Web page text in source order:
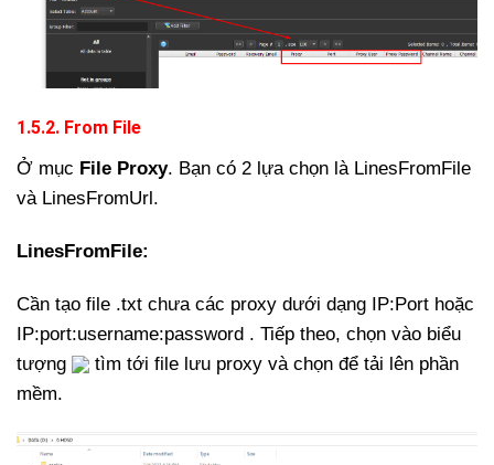
1.5.2. From File
Ở mục File Proxy. Bạn có 2 lựa chọn là LinesFromFile
và LinesFromUrl.
LinesFromFile:
Cần tạo file .txt chưa các proxy dưới dạng IP:Port hoặc
IP:port:username:password . Tiếp theo, chọn vào biểu
tượng
tìm tới file lưu proxy và chọn để tải lên phần
mềm.